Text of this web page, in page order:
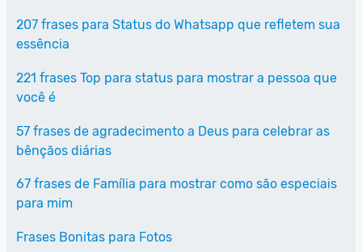
207 frases para Status do Whatsapp que refletem sua
essência
221 frases Top para status para mostrar a pessoa que
você é
57 frases de agradecimento a Deus para celebrar as
bênçãos diárias
67 frases de Família para mostrar como são especiais
para mim
Frases Bonitas para Fotos